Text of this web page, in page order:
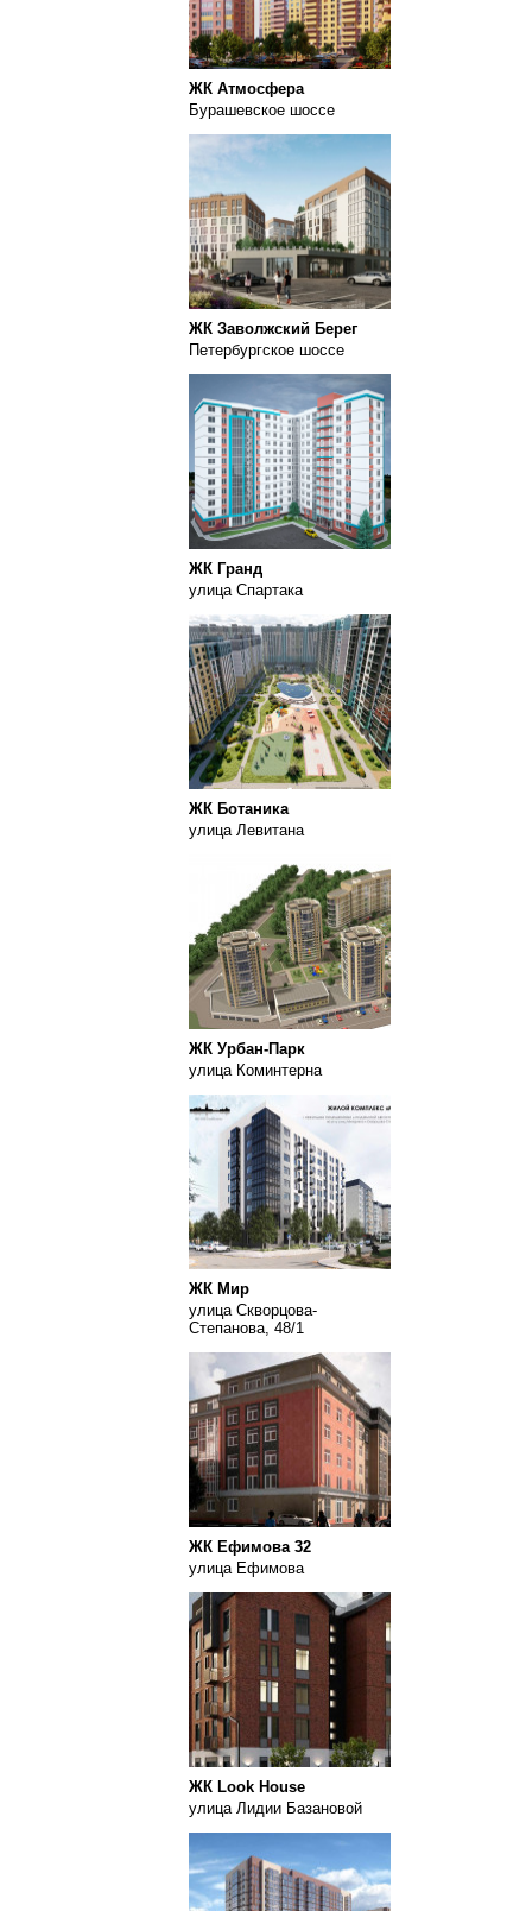
ЖК Атмосфера
Бурашевское шоссе
ЖК Заволжский Берег
Петербургское шоссе
ЖК Гранд
улица Спартака
ЖК Ботаника
улица Левитана
ЖК Урбан-Парк
улица Коминтерна
ЖК Мир
улица Скворцова-
Степанова, 48/1
ЖК Ефимова 32
улица Ефимова
ЖК Look House
улица Лидии Базановой